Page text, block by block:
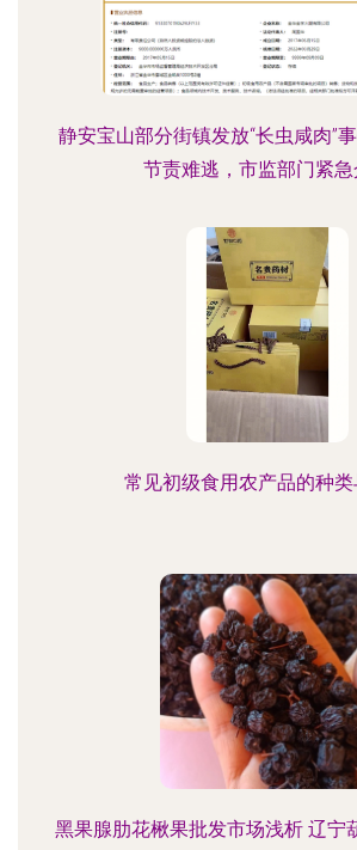
静安宝山部分街镇发放“长虫咸肉”
节责难逃，市监部门紧急
常见初级食用农产品的种
黑果腺肋花楸果批发市场浅析 辽宁